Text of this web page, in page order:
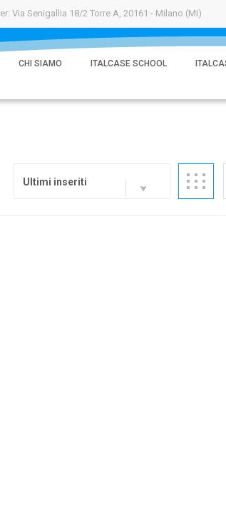
Via Senigallia 18/2 Torre A, 20161 - Milano (MI)
CHI SIAMO ITALCASE SCHOOL
Ultimi inseriti